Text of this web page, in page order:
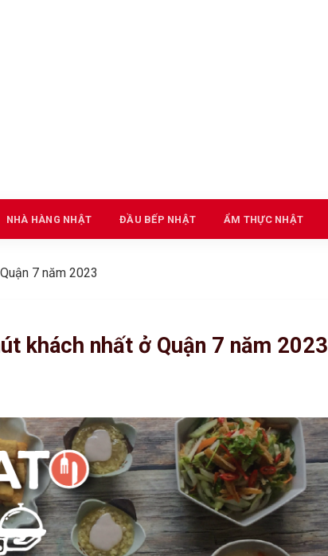
NHÀ HÀNG NHẬT ĐẦU BẾP NHẬT ẨM THỰC NHẬT
7 năm 2023
khách nhất ở Quận 7 năm 2023